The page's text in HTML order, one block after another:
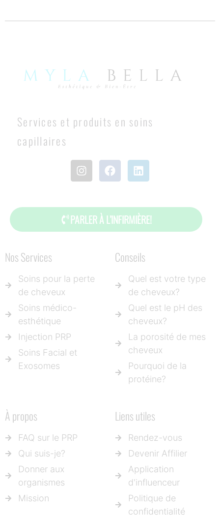
Services et produits en soins
capillaires
PARLER À L’INFIRMIÈRE!
Nos Services
Soins pour la perte
de cheveux
Soins médico-
esthétique
Injection PRP
Soins Facial et
Exosomes
Conseils
Quel est votre type
de cheveux?
Quel est le pH des
cheveux?
La porosité de mes
cheveux
Pourquoi de la
protéine?
À propos
FAQ sur le PRP
Qui suis-je?
Donner aux
organismes
Mission
Liens utiles
Rendez-vous
Devenir Affilier
Application
d'influenceur
Politique de
confidentialité